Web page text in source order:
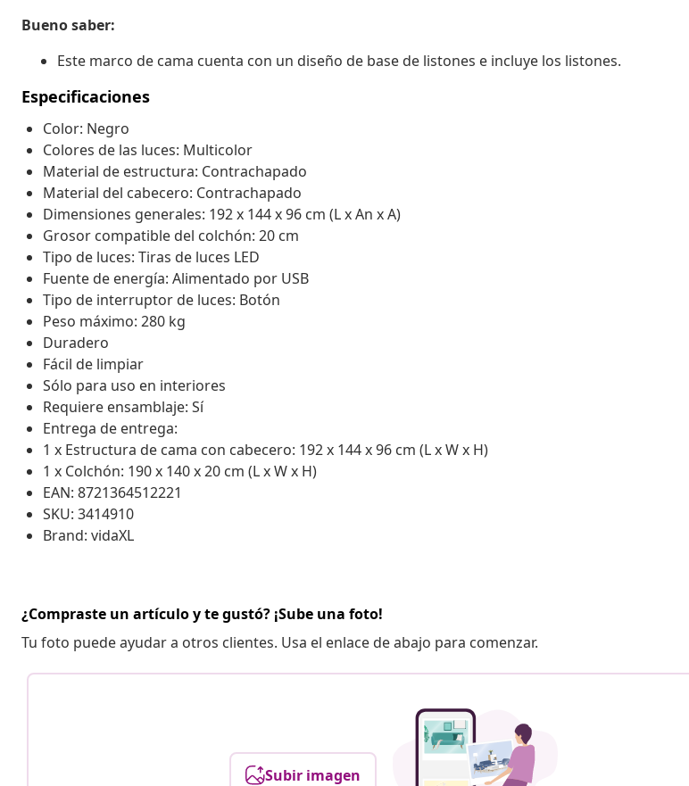
Bueno saber:
Este marco de cama cuenta con un diseño de base de listones e incluye los listones.
Especificaciones
Color: Negro
Colores de las luces: Multicolor
Material de estructura: Contrachapado
Material del cabecero: Contrachapado
Dimensiones generales: 192 x 144 x 96 cm (L x An x A)
Grosor compatible del colchón: 20 cm
Tipo de luces: Tiras de luces LED
Fuente de energía: Alimentado por USB
Tipo de interruptor de luces: Botón
Peso máximo: 280 kg
Duradero
Fácil de limpiar
Sólo para uso en interiores
Requiere ensamblaje: Sí
Entrega de entrega:
1 x Estructura de cama con cabecero: 192 x 144 x 96 cm (L x W x H)
1 x Colchón: 190 x 140 x 20 cm (L x W x H)
EAN: 8721364512221
SKU: 3414910
Brand: vidaXL
¿Compraste un artículo y te gustó? ¡Sube una foto!
Tu foto puede ayudar a otros clientes. Usa el enlace de abajo para comenzar.
Subir imagen